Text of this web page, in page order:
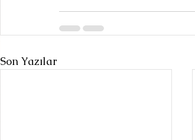
Son Yazılar